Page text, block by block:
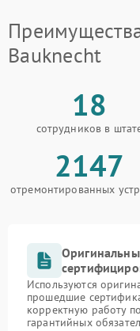
Bauknecht
18
сотрудников в
2147
отремонтированных
Используются
прошедшие
корректную работу
гарантийных